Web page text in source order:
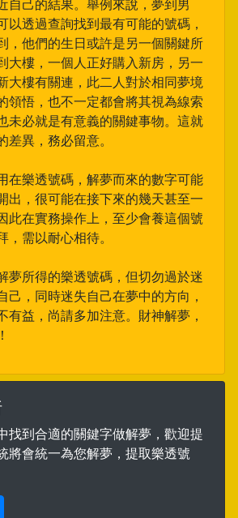
自己的結果。舉例來說，夢到男
以透過查詢找到最有可能的號碼，
，他們的生日或許是另一個關鍵所
大樓，一個人正好購入新房，另一
大樓有關連，此二人對於相同夢境
領悟，也不一定都會將其視為線索
未必就是有意義的關鍵事物。這就
差異，務必留意。
在樂透號碼，解夢而來的數字可能
出，很可能在接下來的幾天甚至一
此在實務操作上，至少會養這個號
需以耐心相待。
夢所得的樂透號碼，但切勿過於迷
己，同時迷失自己在夢中的方向，
有益，尚請多加注意。財神解夢，
找到合適的關鍵字做解夢，歡迎提
將會統一為您解夢，提取樂透號